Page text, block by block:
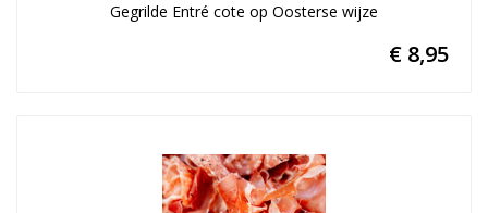
Gegrilde Entré cote op Oosterse wijze
€ 8,95